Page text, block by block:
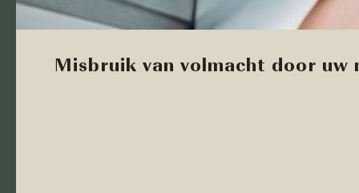
Misbruik van volmacht door uw